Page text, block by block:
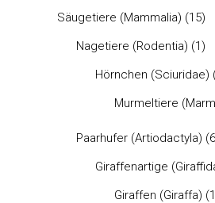
Säugetiere (Mammalia) (15)
Nagetiere (Rodentia) (1)
Hörnchen (Sciuridae)
Murmeltiere
Paarhufer (Artiodactyla)
Giraffenartige
Giraffen (Giraffa)